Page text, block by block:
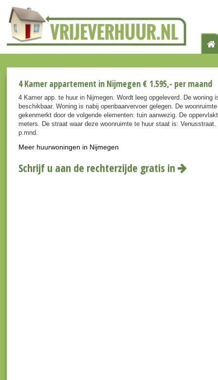
4 Kamer appartement in Nijmegen € 1.595,- per maand
4 Kamer app. te huur in Nijmegen. Wordt leeg opgeleverd. De woning
beschikbaar. Woning is nabij openbaarvervoer gelegen. De
gekenmerkt door de volgende elementen: tuin aanwezig. De
meters. De straat waar deze woonruimte te huur staat is: Venusstraat.
p.mnd.
Meer huurwoningen in Nijmegen
Schrijf u aan de rechterzijde gratis in